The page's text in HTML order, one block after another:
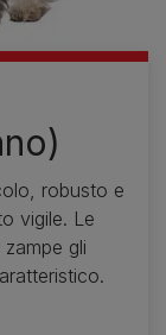
robusto e
vigile. Le
gli